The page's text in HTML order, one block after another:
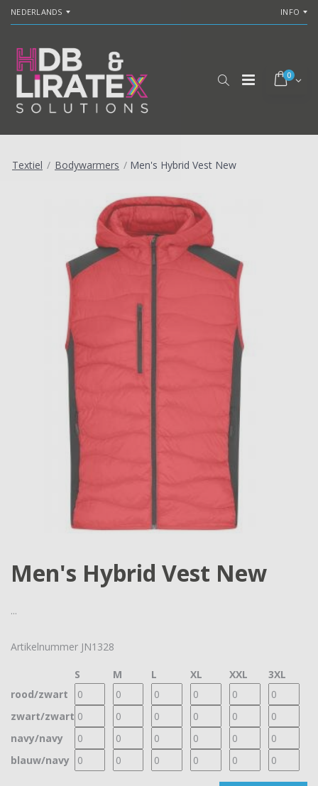
NEDERLANDS INFO
0
Textiel / Bodywarmers / Men's Hybrid Vest New
Men's Hybrid Vest New
...
Artikelnummer JN1328
S M L XL XXL
3XL
rood/zwart
zwart/zwart
navy/navy
blauw/navy